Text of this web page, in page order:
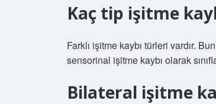
Kaç tip işitme
Farklı işitme kaybı türleri vardır.
sensorinal işitme kaybı olarak
Bilateral işitme